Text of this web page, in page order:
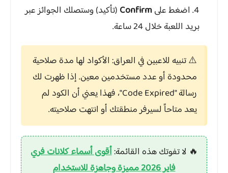
اضغط علىConfirm (تأكيد) وستصلك الجوائز عبر
بريد اللعبة خلال 24 ساعة.
⚠️ تنبيه للاعبين في العراق: الأكواد لها مدة صلاحية
محدودة أو عدد مستخدمين معين. إذا ظهرت لك
رسالة "Code Expired"، فهذا يعني أن الكود لم
يعد متاحاً لسيرفر منطقتك أو انتهت صلاحيته.
🔥 لا تفوتك هذه القائمة:أقوى أسماء كلانات فري
فاير 2026 مميزة وجاهزة للاستخدام